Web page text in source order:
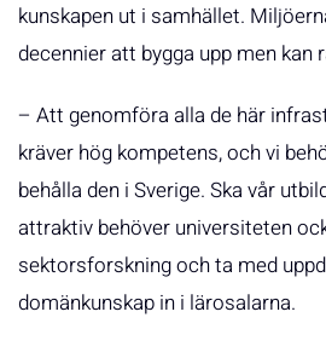
kunskapen ut i samhället.
decennier att bygga upp men kan
– Att genomföra alla de här
kräver hög kompetens, och vi
behålla den i Sverige. Ska vår
attraktiv behöver universiteten
sektorsforskning och ta med
domänkunskap in i lärosalarna.